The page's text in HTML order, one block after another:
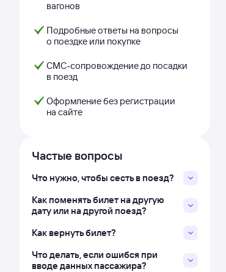
вагонов
Подробные ответы на вопросы
о поездке или покупке
СМС-сопровождение до посадки
в поезд
Оформление без регистрации
на сайте
Частые вопросы
Что нужно, чтобы сесть в поезд?
Как поменять билет на другую
дату или на другой поезд?
Как вернуть билет?
Что делать, если ошибся при
вводе данных пассажира?